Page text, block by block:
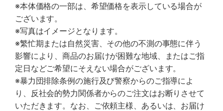
※本体価格の一部は、希望価格を表示している場合が
ございます。
※写真はイメージとなります。
※繁忙期または自然災害、その他の不測の事態に伴う
影響により、商品のお届けが困難な地域、またはご指
定日などご希望にそえない場合がございます。
※暴力団排除条例の施行及び警察からのご指導によ
り、反社会的勢力関係者からのご注文はお断りさせて
いただきます。なお、ご依頼主様、あるいは、お届け